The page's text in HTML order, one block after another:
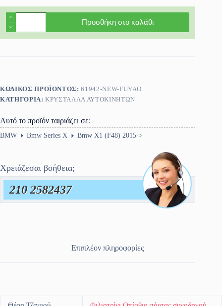
Φινιστρίνι
πόρτας
πίσω
δεξί
ποσότητα
Προσθήκη στο καλάθι
ΚΩΔΙΚΌΣ ΠΡΟΪΌΝΤΟΣ:61942-NEW-FUYAO
ΚΑΤΗΓΟΡΊΑ:ΚΡΎΣΤΑΛΛΑ ΑΥΤΟΚΙΝΉΤΩΝ
Αυτό το προϊόν ταιριάζει σε:
BMW Bmw Series X Bmw X1 (F48) 2015->
Χρειάζεσαι βοήθεια;
210 2582437
Επιπλέον πληροφορίες